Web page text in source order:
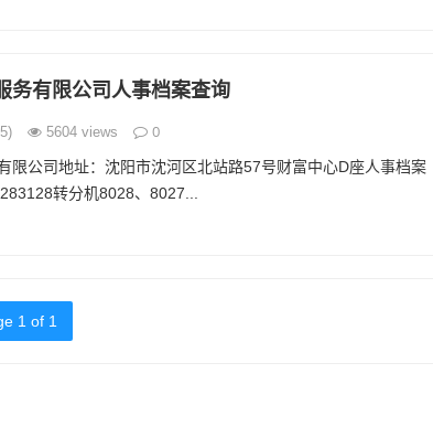
务有限公司人事档案查询
5604 views 0
限公司地址：沈阳市沈河区北站路57号财富中心D座人事档案
转分机8028、8027...
1 of 1